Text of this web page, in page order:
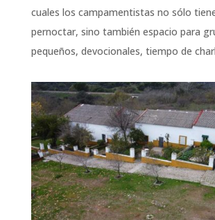
cuales los campamentistas no sólo
pernoctar, sino también espacio para
pequeños, devocionales, tiempo de